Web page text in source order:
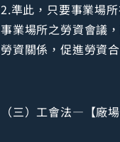
2.準此，只要事業場
事業場所之勞資會議
勞資關係，促進勞資
（三）工會法—【廠場